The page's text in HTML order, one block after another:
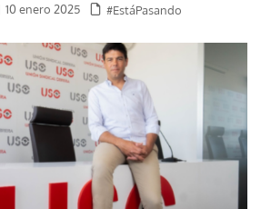
10 enero 2025 #EstáPasando